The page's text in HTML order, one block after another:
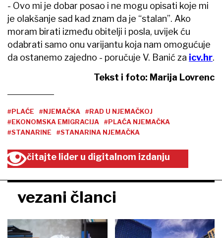
- Ovo mi je dobar posao i ne mogu opisati koje mi
je olakšanje sad kad znam da je “stalan”. Ako
moram birati između obitelji i posla, uvijek ću
odabrati samo onu varijantu koja nam omogućuje
da ostanemo zajedno - poručuje V. Banić za icv.hr.
Tekst i foto: Marija Lovrenc
#PLAĆE #NJEMAČKA
#RAD U NJEMAČKOJ
#EKONOMSKA EMIGRACIJA
#PLAĆA NJEMAČKA
#STANARINE
#STANARINA NJEMAČKA
čitajte lider u digitalnom izdanju
vezani članci